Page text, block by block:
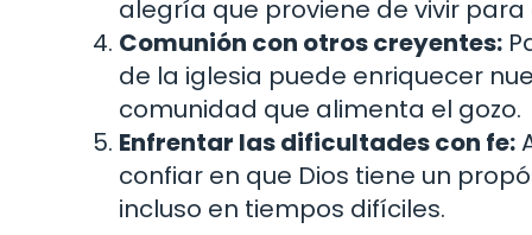
alegría que proviene de vivir
Comunión con otros creyentes:
de la iglesia puede enriquecer
comunidad que alimenta el gozo.
Enfrentar las dificultades con fe:
confiar en que Dios tiene un
incluso en tiempos difíciles.